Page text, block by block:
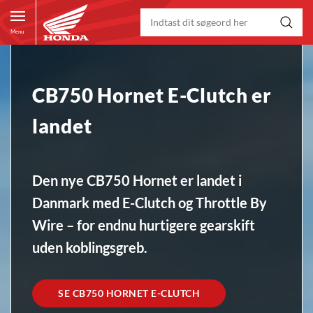
Menu
CB750 Hornet E-Clutch er
landet
Den nye CB750 Hornet er landet i
Danmark med E-Clutch og Throttle By
Wire – for endnu hurtigere gearskift
uden koblingsgreb.
SE CB750 HORNET E-CLUTCH